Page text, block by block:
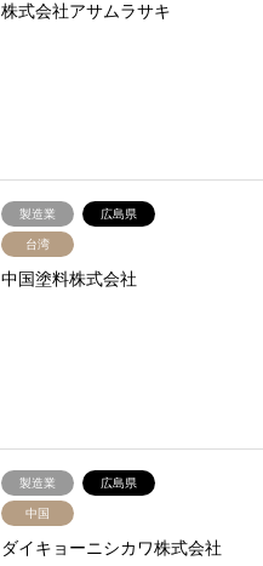
株式会社アサムラサキ
製造業 広島県
台湾
中国塗料株式会社
製造業 広島県
中国
ダイキョーニシカワ株式会社